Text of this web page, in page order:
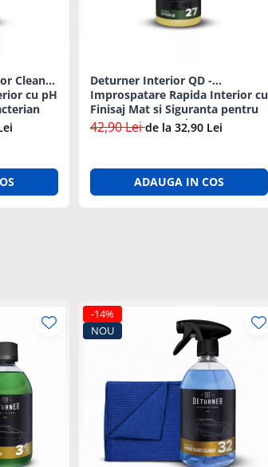
Cleaner
cu pH
Deturner Interior QD -
Improspatare Rapida Interior cu
Finisaj Mat si Siguranta pentru
Ecrane LCD 250ml
42,90 Leide la 32,90 Lei
ADAUGA IN COS
-14%
NOU